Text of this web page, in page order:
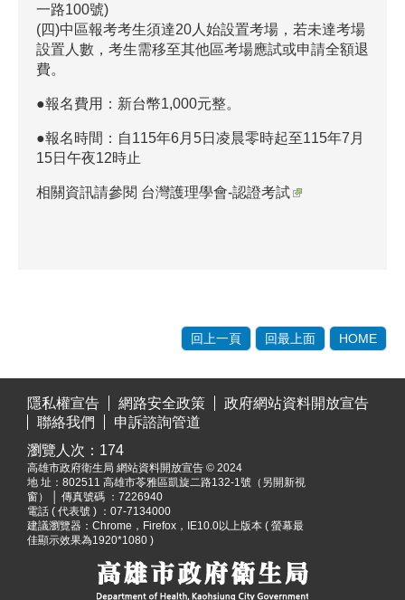
一路100號)
(四)中區報考考生須達20人始設置考場，若未達考場
設置人數，考生需移至其他區考場應試或申請全額退
費。
●報名費用：新台幣1,000元整。
●報名時間：自115年6月5日凌晨零時起至115年7月
15日午夜12時止
相關資訊請參閱 台灣護理學會-認證考試
回上一頁 回最上面 HOME
隱私權宣告
網路安全政策
政府網站資料開放宣告
聯絡我們
申訴諮詢管道
瀏覽人次： 174
高雄市政府衛生局 網站資料開放宣告 © 2024
地 址： 802511 高雄市苓雅區凱旋二路132-1號（另開新視
窗）
│ 傳真號碼 ：7226940
電話 ( 代表號 ) ：07-7134000
建議瀏覽器：Chrome，Firefox，IE10.0以上版本 ( 螢幕最
佳顯示效果為1920*1080 )